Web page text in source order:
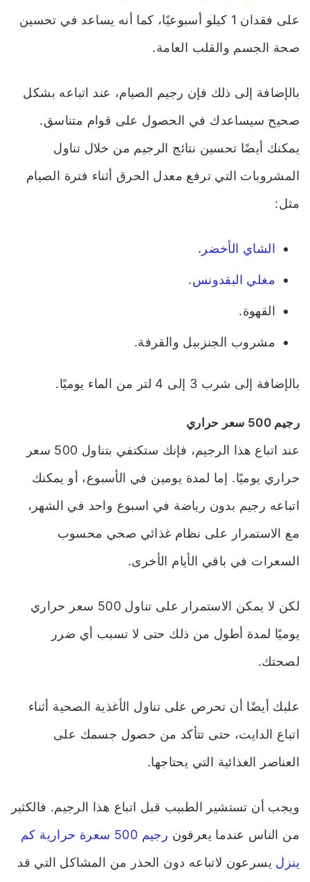
على فقدان 1 كيلو أسبوعيًا، كما أنه يساعد في تحسين
صحة الجسم والقلب العامة.
بالإضافة إلى ذلك فإن رجيم الصيام، عند اتباعه بشكل
صحيح سيساعدك في الحصول على قوام متناسق.
يمكنك أيضًا تحسين نتائج الرجيم من خلال تناول
المشروبات التي ترفع معدل الحرق أثناء فترة الصيام
مثل:
الشاي الأخضر .
مغلي البقدونس.
القهوة.
مشروب الجنزبيل والقرفة.
بالإضافة إلى شرب 3 إلى 4 لتر من الماء يوميًا.
رجيم 500 سعر حراري
عند اتباع هذا الرجيم، فإنك ستكتفي بتناول 500 سعر
حراري يوميًا. إما لمدة يومين في الأسبوع، أو يمكنك
اتباعه رجيم بدون رياضة في اسبوع واحد في الشهر،
مع الاستمرار على نظام غذائي صحي محسوب
السعرات في باقي الأيام الأخرى.
لكن لا يمكن الاستمرار على تناول 500 سعر حراري
يوميًا لمدة أطول من ذلك حتى لا تسبب أي ضرر
لصحتك.
علبك أيضًا أن تحرص على تناول الأغذية الصحية أثناء
اتباع الدايت، حتى تتأكد من حصول جسمك على
العناصر الغذائية التي يحتاجها.
ويجب أن تستشير الطبيب قبل اتباع هذا الرجيم. فالكثير
من الناس عندما يعرفون
رجيم 500 سعرة حرارية كم
ينزل يسرعون لاتباعه دون الحذر من المشاكل التي قد